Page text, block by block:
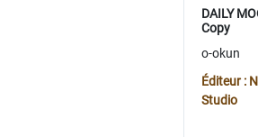
DAILY
Copy
o-okun
Éditeur :
Studio